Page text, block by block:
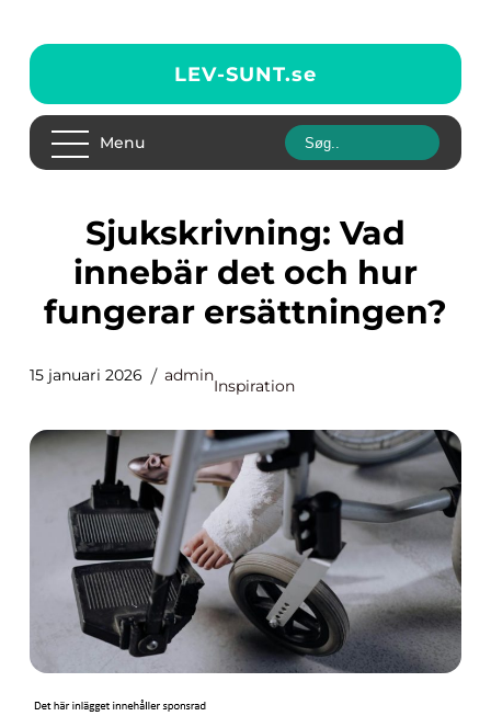
LEV-SUNT.se
Menu
Sjukskrivning: Vad
innebär det och hur
fungerar ersättningen?
15 januari 2026 admin
Inspiration